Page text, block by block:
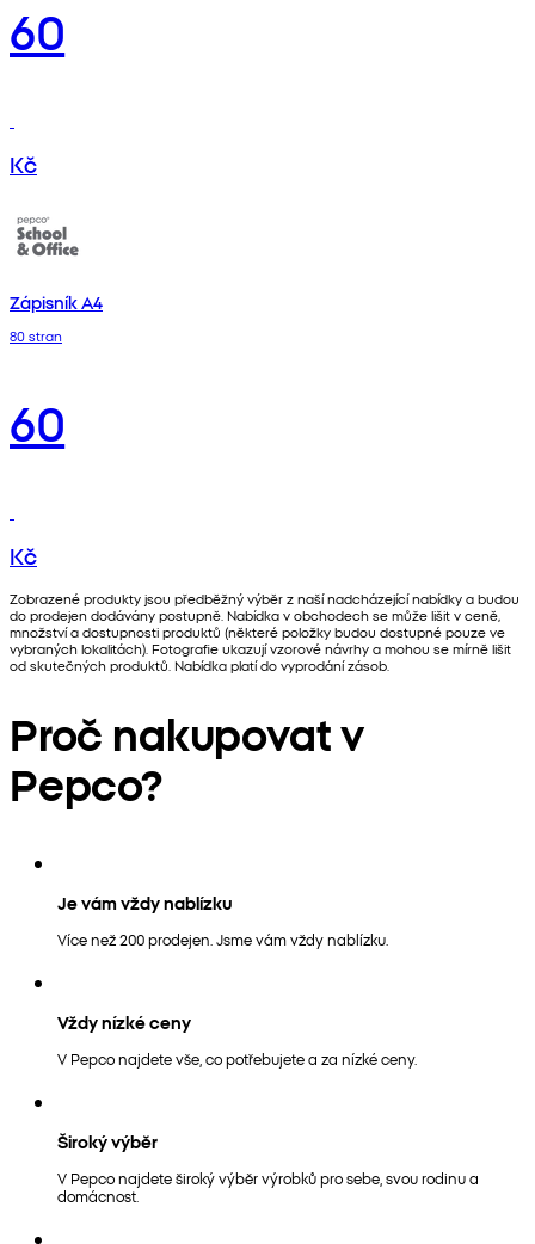
60
Kč
Zápisník A4
80 stran
60
Kč
Zobrazené produkty jsou předběžný výběr z naší nadcházející nabídky a budou
do prodejen dodávány postupně. Nabídka v obchodech se může lišit v ceně,
množství a dostupnosti produktů (některé položky budou dostupné pouze ve
vybraných lokalitách). Fotografie ukazují vzorové návrhy a mohou se mírně lišit
od skutečných produktů. Nabídka platí do vyprodání zásob.
Proč nakupovat v
Pepco?
Je vám vždy nablízku
Více než 200 prodejen. Jsme vám vždy nablízku.
Vždy nízké ceny
V Pepco najdete vše, co potřebujete a za nízké ceny.
Široký výběr
V Pepco najdete široký výběr výrobků pro sebe, svou rodinu a
domácnost.